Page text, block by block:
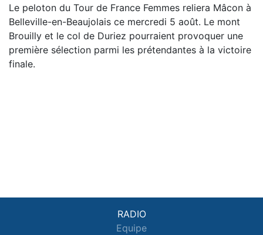
Le peloton du Tour de France Femmes reliera Mâcon à
Belleville-en-Beaujolais ce mercredi 5 août. Le mont
Brouilly et le col de Duriez pourraient provoquer une
première sélection parmi les prétendantes à la victoire
finale.
RADIO
Equipe